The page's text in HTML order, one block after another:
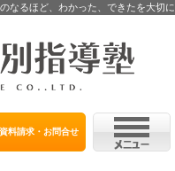
なるほど、わかった、できたを大切に
資料請求・お問合せ